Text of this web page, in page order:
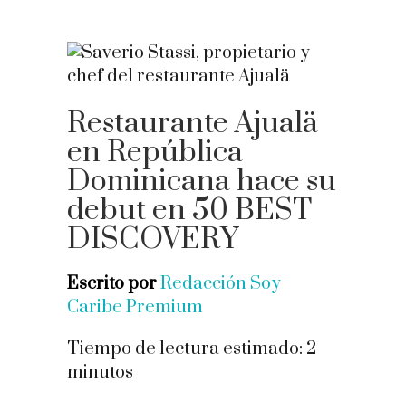
Restaurante Ajualä
en República
Dominicana hace su
debut en 50 BEST
DISCOVERY
Escrito porRedacción Soy
Caribe Premium
Tiempo de lectura estimado: 2
minutos